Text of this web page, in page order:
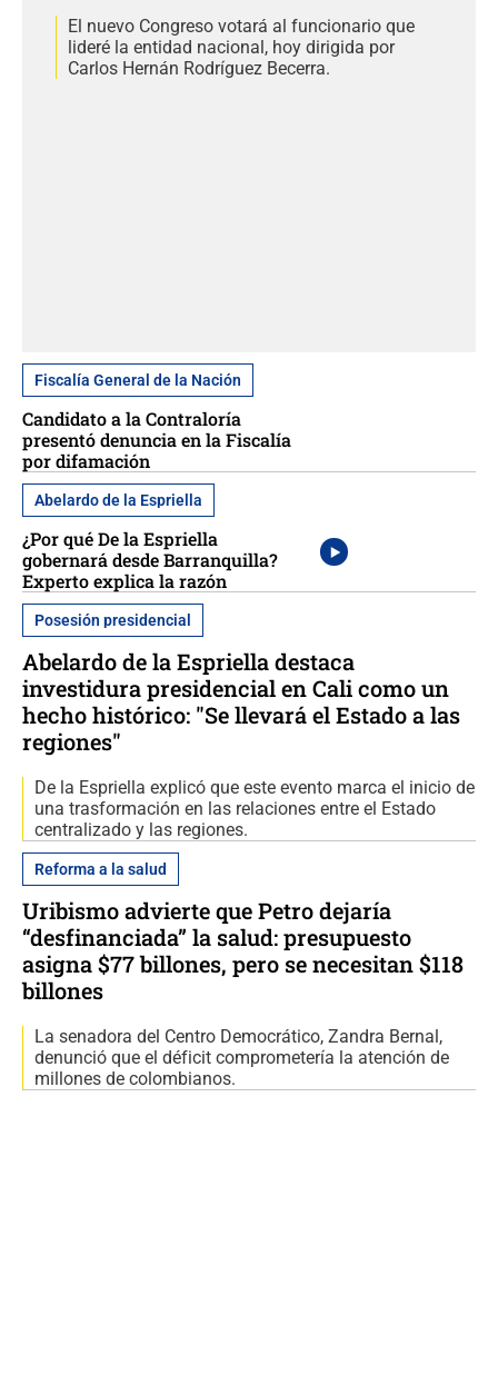
El nuevo Congreso votará al funcionario que
lideré la entidad nacional, hoy dirigida por
Carlos Hernán Rodríguez Becerra.
Fiscalía General de la Nación
Candidato a la Contraloría
presentó denuncia en la Fiscalía
por difamación
Abelardo de la Espriella
¿Por qué De la Espriella
gobernará desde Barranquilla?
Experto explica la razón
Posesión presidencial
Abelardo de la Espriella destaca
investidura presidencial en Cali como un
hecho histórico: "Se llevará el Estado a las
regiones"
De la Espriella explicó que este evento marca el inicio de
una trasformación en las relaciones entre el Estado
centralizado y las regiones.
Reforma a la salud
Uribismo advierte que Petro dejaría
“desfinanciada” la salud: presupuesto
asigna $77 billones, pero se necesitan $118
billones
La senadora del Centro Democrático, Zandra Bernal,
denunció que el déficit comprometería la atención de
millones de colombianos.